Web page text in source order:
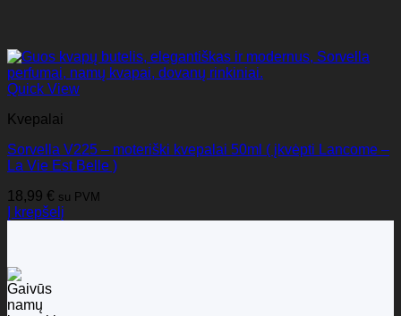
Quick View
Kvepalai
Sorvella V225 – moteriški kvepalai 50ml ( įkvėpti Lancome –
La Vie Est Belle )
18,99 € su PVM
Į krepšelį